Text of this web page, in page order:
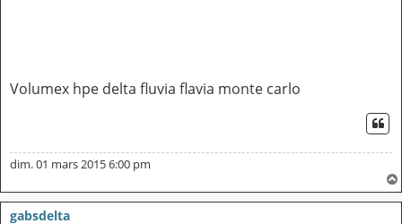
Volumex hpe delta fluvia flavia monte carlo
dim. 01 mars 2015 6:00 pm
gabsdelta